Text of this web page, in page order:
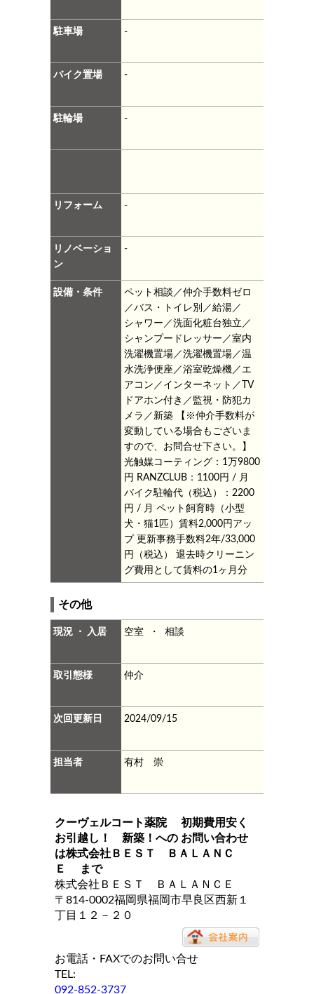
駐車場 -
バイク置場 -
駐輪場 -
リフォーム -
リノベーショ
ン
-
設備・条件
ペット相談／仲介手数料ゼロ
／バス・トイレ別／給湯／
シャワー／洗面化粧台独立／
シャンプードレッサー／室内
洗濯機置場／洗濯機置場／温
水洗浄便座／浴室乾燥機／エ
アコン／インターネット／TV
ドアホン付き／監視・防犯カ
メラ／新築
【※仲介手数料が
変動している場合もございま
すので、お問合せ下さい。】
光触媒コーティング：1万9800
円 RANZCLUB：1100円 / 月
バイク駐輪代（税込）：2200
円 / 月 ペット飼育時（小型
犬・猫1匹）賃料2,000円アッ
プ更新事務手数料2年/33,000
円（税込）
退去時クリーニン
グ費用として賃料の1ヶ月分
その他
現況 ・ 入居 空室 ・ 相談
取引態様 仲介
次回更新日 2024/09/15
担当者 有村 崇
クーヴェルコート薬院 初期費用安く
お引越し！ 新築！への お問い合わせ
は株式会社ＢＥＳＴ ＢＡＬＡＮＣ
Ｅ
まで
株式会社ＢＥＳＴ ＢＡＬＡＮＣＥ
〒814-0002福岡県福岡市早良区西新１
丁目１２－２０
お電話・FAXでのお問い合せ
TEL:
092-852-3737